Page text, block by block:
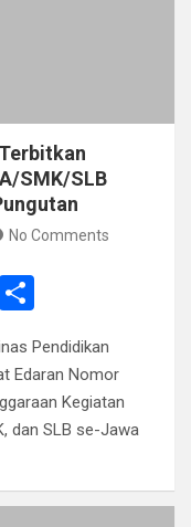
SMK/SLB
No Comments
Li
ar
e
Pendidikan
Edaran Nomor
Kegiatan
dan SLB se-Jawa